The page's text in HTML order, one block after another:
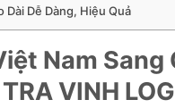
Dài Dễ Dàng, Hiệu Quả
Nam
VINH